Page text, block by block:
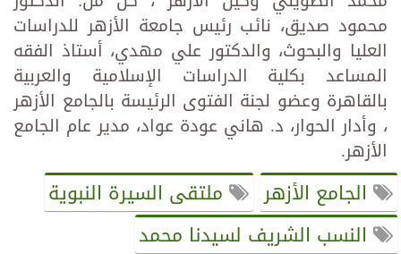
محمود صديق، نائب رئيس جامعة الأزهر للدراسات
العليا والبحوث، والدكتور علي مهدي، أستاذ الفقه
المساعد بكلية الدراسات الإسلامية والعربية
بالقاهرة وعضو لجنة الفتوى الرئيسة بالجامع الأزهر
، وأدار الحوار، د. هاني عودة عواد، مدير عام الجامع
الأزهر.
الجامع الأزهر
ملتقى السيرة النبوية
النسب الشريف لسيدنا محمد